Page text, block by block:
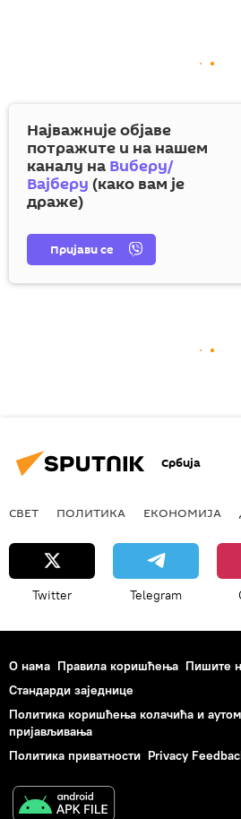
Најважније објаве
потражите и на нашем
каналу на Виберу/
Вајберу (како вам је
драже)
Пријави се
Србија
СВЕТ ПОЛИТИКА ЕКОНОМИЈА
Twitter Telegram
О нама Правила коришћења Пишите
Стандарди заједнице
Политика коришћења колачића и
пријављивања
Политика приватности Privacy